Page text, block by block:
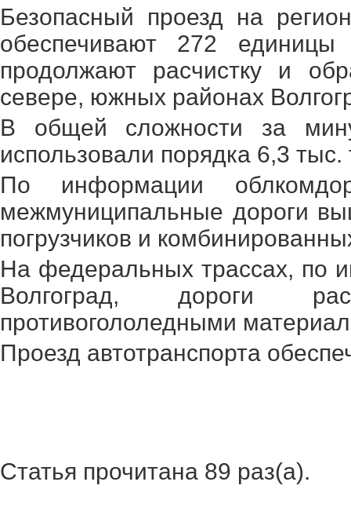
Безопасный проезд на
обеспечивают 272
продолжают расчистку и
севере, южных районах
В общей сложности за
использовали порядка 6,3
По информации
межмуниципальные дороги
погрузчиков и
На федеральных трассах, по
Волгоград, дороги
противогололедными
Проезд автотранспорта
Статья прочитана 89 раз(a).